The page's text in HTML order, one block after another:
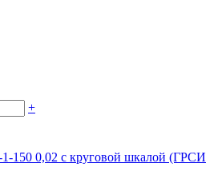
+
150 0,02 с круговой шкалой (ГРСИ